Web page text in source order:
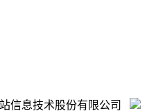
信息技术股份有限公司